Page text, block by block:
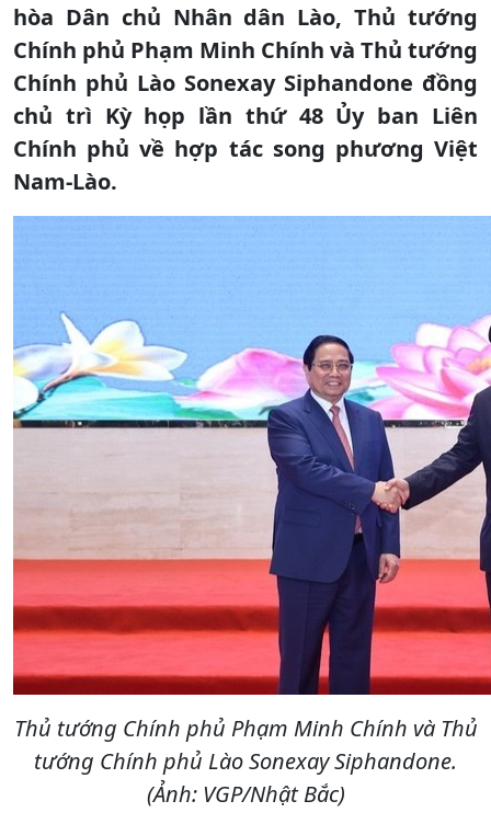
hòa Dân chủ Nhân dân Lào, Thủ tướng
Chính phủ Phạm Minh Chính và Thủ tướng
Chính phủ Lào Sonexay Siphandone đồng
chủ trì Kỳ họp lần thứ 48 Ủy ban Liên
Chính phủ về hợp tác song phương Việt
Nam-Lào.
Thủ tướng Chính phủ Phạm Minh Chính và Thủ
tướng Chính phủ Lào Sonexay Siphandone.
(Ảnh: VGP/Nhật Bắc)